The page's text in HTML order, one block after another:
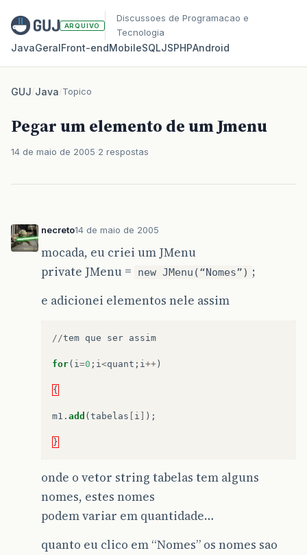
ARQUIVO
Discussoes de Programacao e
Tecnologia
JavaGeralFront‑endMobileSQLJSPHPAndroid
GUJ/Java/Topico
Pegar um elemento de um Jmenu
14 de maio de 2005 2 respostas
necreto14 de maio de 2005
mocada, eu criei um JMenu
private JMenu =
new JMenu(“Nomes”) ;
e adicionei elementos nele assim
//tem que ser assim
for( i =0 ; i <quant ; i ++ )
{
m1 . add ( tabelas i );
}
onde o vetor string tabelas tem alguns
nomes, estes nomes
podem variar em quantidade…
quanto eu clico em “Nomes” os nomes sao